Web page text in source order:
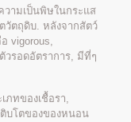
ามเป็นพิษในกระแส
วัตถุดิบ. หลังจากสัตว์
vigorous,
วรอดอัตราการ, มีที่ๆ
ภทของเชื้อรา,
ติบโตของของหนอน